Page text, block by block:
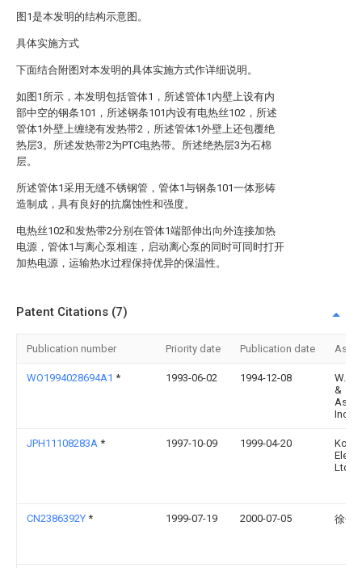
图1是本发明的结构示意图。
具体实施方式
下面结合附图对本发明的具体实施方式作详细说明。
如图1所示，本发明包括管体1，所述管体1内壁上设有内
部中空的钢条101，所述钢条101内设有电热丝102，所述
管体1外壁上缠绕有发热带2，所述管体1外壁上还包覆绝
热层3。所述发热带2为PTC电热带。所述绝热层3为石棉
层。
所述管体1采用无缝不锈钢管，管体1与钢条101一体形铸
造制成，具有良好的抗腐蚀性和强度。
电热丝102和发热带2分别在管体1端部伸出向外连接加热
电源，管体1与离心泵相连，启动离心泵的同时可同时打开
加热电源，运输热水过程保持优异的保温性。
Patent Citations (7)
Publication number Priority date Publication date
WO1994028694A1 * 1993-06-02 1994-12-08
W. L.
&
Inc.
JPH11108283A * 1997-10-09 1999-04-20
Ltd
CN2386392Y * 1999-07-19 2000-07-05 徐子